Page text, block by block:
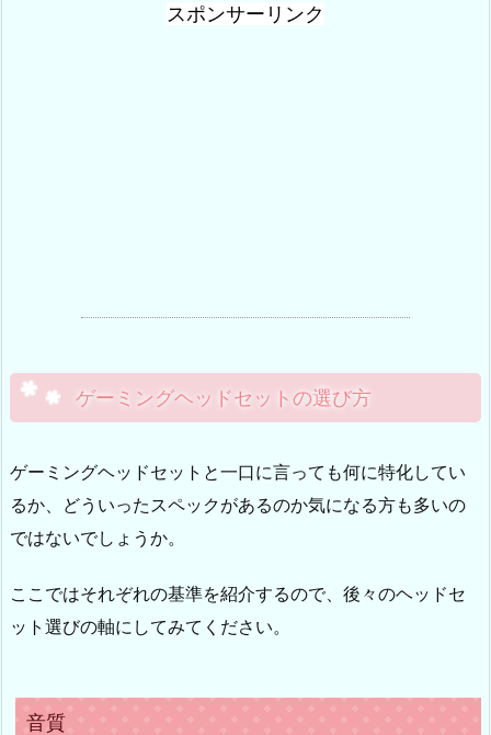
スポンサーリンク
ゲーミングヘッドセットの選び方
ゲーミングヘッドセットと一口に言っても何に特化してい
るか、どういったスペックがあるのか気になる方も多いの
ではないでしょうか。
ここではそれぞれの基準を紹介するので、後々のヘッドセ
ット選びの軸にしてみてください。
音質